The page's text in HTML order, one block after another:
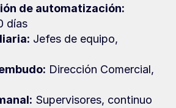
de automatización:
días
Jefes de equipo,
Dirección Comercial,
Supervisores, continuo